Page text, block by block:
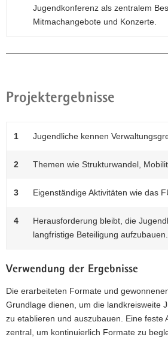
Jugendkonferenz als zentralem
Mitmachangebote und Konzerte.
Projektergebnisse
1 Jugendliche kennen
2 Themen wie Strukturwandel,
3 Eigenständige Aktivitäten wie das
4
Herausforderung bleibt, die
langfristige Beteiligung aufzubauen.
Verwendung der Ergebnisse
Die erarbeiteten Formate und
Grundlage dienen, um die landkreisweite
zu etablieren und auszubauen. Eine feste
zentral, um kontinuierlich Formate zu